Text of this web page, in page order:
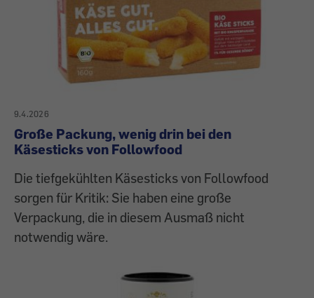
9.4.2026
Große Packung, wenig drin bei den
Käsesticks von Followfood
Die tiefgekühlten Käsesticks von Followfood
sorgen für Kritik: Sie haben eine große
Verpackung, die in diesem Ausmaß nicht
notwendig wäre.